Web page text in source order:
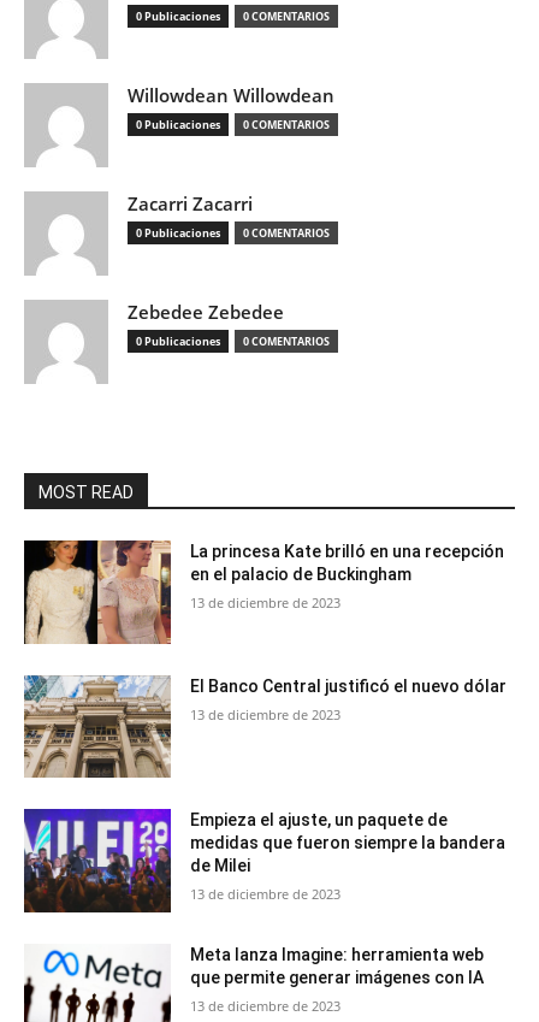
0 Publicaciones 0 COMENTARIOS
Willowdean Willowdean
0 Publicaciones 0 COMENTARIOS
Zacarri Zacarri
0 Publicaciones 0 COMENTARIOS
Zebedee Zebedee
0 Publicaciones 0 COMENTARIOS
MOST READ
La princesa Kate brilló en una recepción
en el palacio de Buckingham
13 de diciembre de 2023
El Banco Central justificó el nuevo dólar
13 de diciembre de 2023
Empieza el ajuste, un paquete de
medidas que fueron siempre la bandera
de Milei
13 de diciembre de 2023
Meta lanza Imagine: herramienta web
que permite generar imágenes con IA
13 de diciembre de 2023